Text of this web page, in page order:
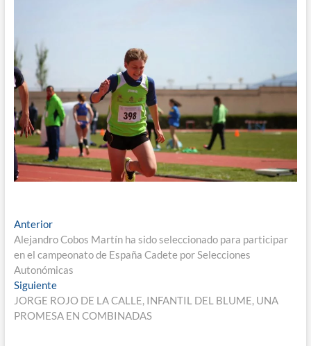
Navegación
de
entradas
AnteriorEntrada
anterior:
Alejandro Cobos Martín ha sido seleccionado para participar
en el campeonato de España Cadete por Selecciones
Autonómicas
SiguienteEntrada
siguiente:
JORGE ROJO DE LA CALLE, INFANTIL DEL BLUME, UNA
PROMESA EN COMBINADAS